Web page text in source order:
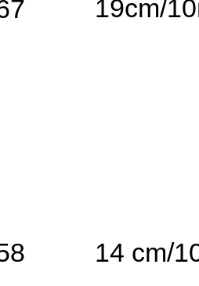
19cm/
14 cm/